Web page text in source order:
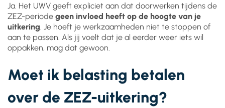
Ja. Het UWV geeft expliciet aan dat doorwerken tijdens de
ZEZ-periode geen invloed heeft op de hoogte van je
uitkering . Je hoeft je werkzaamheden niet te stoppen of
aan te passen. Als jij voelt dat je al eerder weer iets wil
oppakken, mag dat gewoon.
Moet ik belasting betalen
over de ZEZ-uitkering?